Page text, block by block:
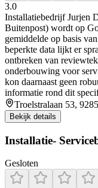
3.0
Installatiebedrijf Jurjen
Buitenpost) wordt op
gemiddelde op basis
beperkte data lijkt er
ontbreken van
onderbouwing voor
kon daarnaast geen
informatie rond dit
Troelstralaan 53,
Bekijk details
Installatie-
Gesloten